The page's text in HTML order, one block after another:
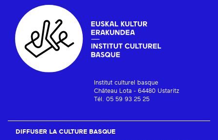
Institut culturel basque
Château Lota - 64480 Ustaritz
Tél. 05 59 93 25 25
DIFFUSER LA CULTURE BASQUE